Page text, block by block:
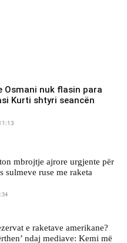
Osmani nuk flasin para
Kurti shtyri seancën
mbrojtje ajrore urgjente për
sulmeve ruse me raketa
e raketave amerikane?
ndaj mediave: Kemi më